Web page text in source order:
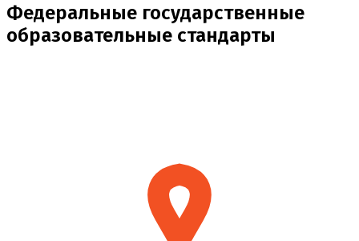
Федеральные государственные
образовательные стандарты